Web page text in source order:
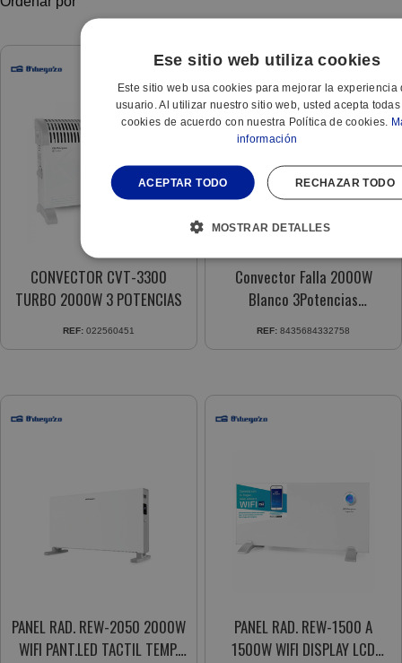
CONVECTOR CVT-3300
TURBO 2000W 3 POTENCIAS
REF: 022560451
Convector Falla 2000W
Blanco 3Potencias
Termost.Regulable
198112001
REF: 8435684332758
PANEL RAD. REW-2050 2000W
WIFI PANT.LED TACTIL TEMP.
PANEL RAD. REW-1500 A
1500W WIFI DISPLAY LCD
Ese sitio web utiliza cookies
Este sitio web usa cookies para mejorar la experiencia
usuario. Al utilizar nuestro sitio web, usted acepta
cookies de acuerdo con nuestra Política de cookies.
información
ACEPTAR TODO RECHAZAR TODO
MOSTRAR DETALLES